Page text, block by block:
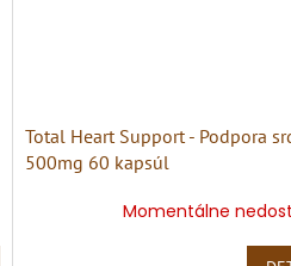
Total Heart Support - Podpora
500mg 60 kapsúl
Momentálne